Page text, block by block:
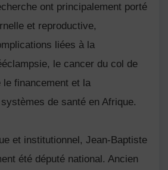
ont principalement porté
et reproductive,
liées à la
le cancer du col de
le financement et la
de santé en Afrique.
et institutionnel, Jean-Baptiste
été député national. Ancien